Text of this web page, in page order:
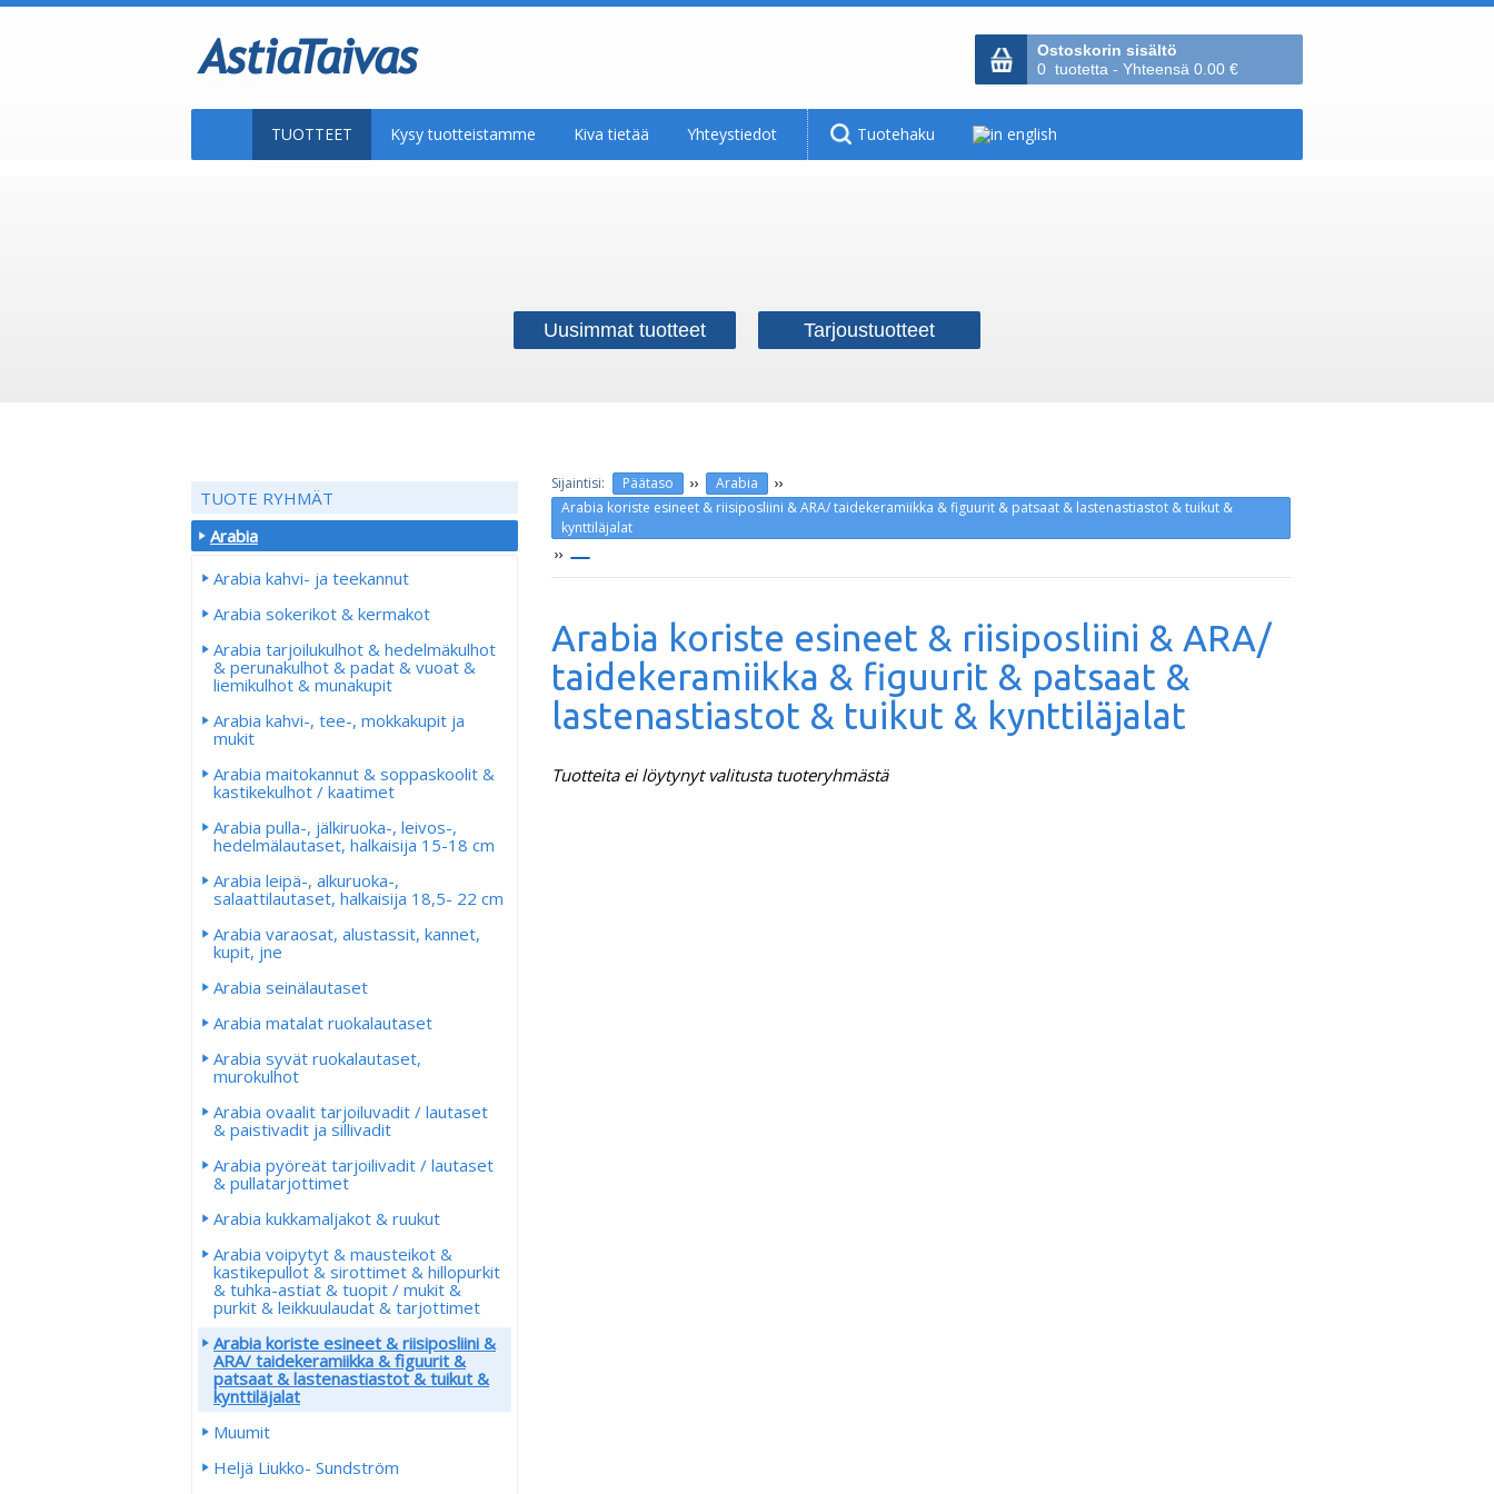
Ostoskorin sisältö
0 tuotetta - Yhteensä 0.00 €
TUOTTEET Kysy tuotteistamme Kiva tietää Yhteystiedot Tuotehaku
Uusimmat tuotteet Tarjoustuotteet
Päätaso ›› Arabia ››
Arabia koriste esineet & riisiposliini & ARA/ taidekeramiikka & figuurit & patsaat & lastenastiastot & tuikut &
kynttiläjalat
››
Arabia koriste esineet & riisiposliini & ARA/
taidekeramiikka & figuurit & patsaat &
lastenastiastot & tuikut & kynttiläjalat
Tuotteita ei löytynyt valitusta tuoteryhmästä
TUOTE RYHMÄT
Arabia
Arabia kahvi- ja teekannut
Arabia sokerikot & kermakot
Arabia tarjoilukulhot & hedelmäkulhot
& perunakulhot & padat & vuoat &
liemikulhot & munakupit
Arabia kahvi-, tee-, mokkakupit ja
mukit
Arabia maitokannut & soppaskoolit &
kastikekulhot / kaatimet
Arabia pulla-, jälkiruoka-, leivos-,
hedelmälautaset, halkaisija 15-18 cm
Arabia leipä-, alkuruoka-,
salaattilautaset, halkaisija 18,5- 22 cm
Arabia varaosat, alustassit, kannet,
kupit, jne
Arabia seinälautaset
Arabia matalat ruokalautaset
Arabia syvät ruokalautaset,
murokulhot
Arabia ovaalit tarjoiluvadit / lautaset
& paistivadit ja sillivadit
Arabia pyöreät tarjoilivadit / lautaset
& pullatarjottimet
Arabia kukkamaljakot & ruukut
Arabia voipytyt & mausteikot &
kastikepullot & sirottimet & hillopurkit
& tuhka-astiat & tuopit / mukit &
purkit & leikkuulaudat & tarjottimet
Arabia koriste esineet & riisiposliini &
ARA/ taidekeramiikka & figuurit &
patsaat & lastenastiastot & tuikut &
kynttiläjalat
Muumit
Heljä Liukko- Sundström